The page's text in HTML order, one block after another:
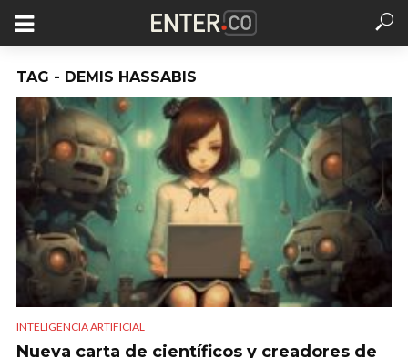
TAG - DEMIS HASSABIS
INTELIGENCIA ARTIFICIAL
Nueva carta de científicos y creadores de